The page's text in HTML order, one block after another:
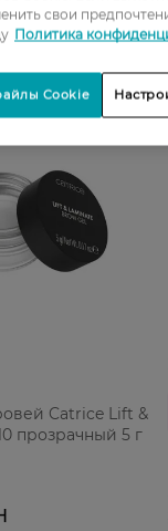
Catrice Lift &
прозрачный 5 г
свои
Политика
Cookie